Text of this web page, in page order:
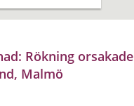
Rökning orsakade
Malmö